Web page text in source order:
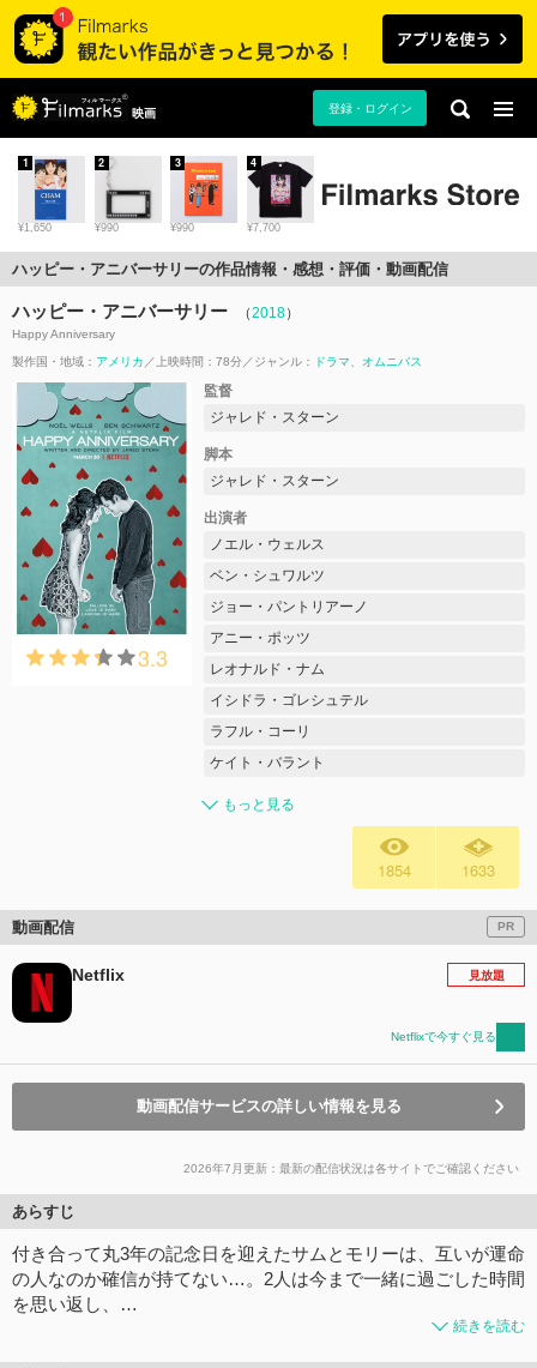
映画 登録・ログイン
¥1,650
1
¥990
2
¥990
3
¥7,700
4
ハッピー・アニバーサリーの作品情報・感想・評価・動画配信
ハッピー・アニバーサリー （2018）
Happy Anniversary
製作国・地域： アメリカ 上映時間：78分 ジャンル： ドラマ オムニバス
3.3
監督
ジャレド・スターン
脚本
ジャレド・スターン
出演者
ノエル・ウェルス
ベン・シュワルツ
ジョー・パントリアーノ
アニー・ポッツ
レオナルド・ナム
イシドラ・ゴレシュテル
ラフル・コーリ
ケイト・バラント
もっと見る
1854 1633
動画配信 PR
Netflix 見放題
Netflixで今すぐ見る
動画配信サービスの詳しい情報を見る
2026年7月更新：最新の配信状況は各サイトでご確認ください
あらすじ
付き合って丸3年の記念日を迎えたサムとモリーは、互いが運命
の人なのか確信が持てない…。2人は今まで一緒に過ごした時間
を思い返し、…
続きを読む